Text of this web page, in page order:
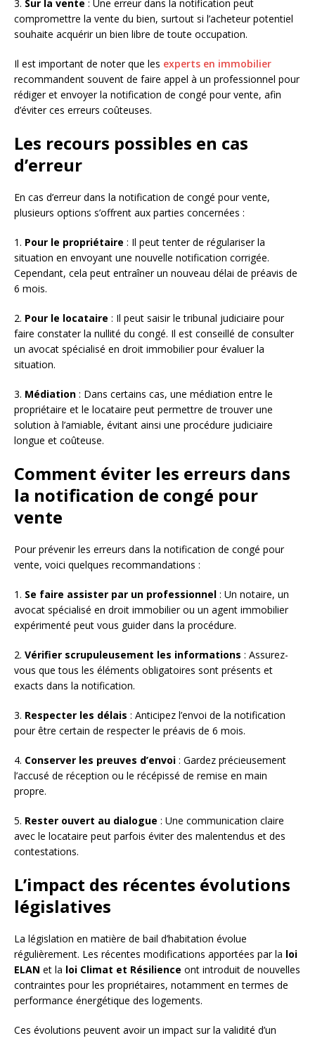
3. Sur la vente : Une erreur dans la notification peut
compromettre la vente du bien, surtout si l’acheteur potentiel
souhaite acquérir un bien libre de toute occupation.
Il est important de noter que les experts en immobilier
recommandent souvent de faire appel à un professionnel pour
rédiger et envoyer la notification de congé pour vente, afin
d’éviter ces erreurs coûteuses.
Les recours possibles en cas
d’erreur
En cas d’erreur dans la notification de congé pour vente,
plusieurs options s’offrent aux parties concernées :
1. Pour le propriétaire : Il peut tenter de régulariser la
situation en envoyant une nouvelle notification corrigée.
Cependant, cela peut entraîner un nouveau délai de préavis de
6 mois.
2. Pour le locataire : Il peut saisir le tribunal judiciaire pour
faire constater la nullité du congé. Il est conseillé de consulter
un avocat spécialisé en droit immobilier pour évaluer la
situation.
3. Médiation : Dans certains cas, une médiation entre le
propriétaire et le locataire peut permettre de trouver une
solution à l’amiable, évitant ainsi une procédure judiciaire
longue et coûteuse.
Comment éviter les erreurs dans
la notification de congé pour
vente
Pour prévenir les erreurs dans la notification de congé pour
vente, voici quelques recommandations :
1. Se faire assister par un professionnel : Un notaire, un
avocat spécialisé en droit immobilier ou un agent immobilier
expérimenté peut vous guider dans la procédure.
2. Vérifier scrupuleusement les informations : Assurez-
vous que tous les éléments obligatoires sont présents et
exacts dans la notification.
3. Respecter les délais : Anticipez l’envoi de la notification
pour être certain de respecter le préavis de 6 mois.
4. Conserver les preuves d’envoi : Gardez précieusement
l’accusé de réception ou le récépissé de remise en main
propre.
5. Rester ouvert au dialogue : Une communication claire
avec le locataire peut parfois éviter des malentendus et des
contestations.
L’impact des récentes évolutions
législatives
La législation en matière de bail d’habitation évolue
régulièrement. Les récentes modifications apportées par la loi
ELAN et la loi Climat et Résilience ont introduit de nouvelles
contraintes pour les propriétaires, notamment en termes de
performance énergétique des logements.
Ces évolutions peuvent avoir un impact sur la validité d’un